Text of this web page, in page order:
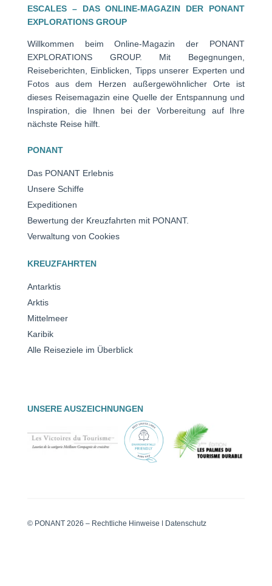
ESCALES – DAS ONLINE-MAGAZIN DER PONANT
EXPLORATIONS GROUP
Willkommen beim Online-Magazin der PONANT
EXPLORATIONS GROUP. Mit Begegnungen,
Reiseberichten, Einblicken, Tipps unserer Experten und
Fotos aus dem Herzen außergewöhnlicher Orte ist
dieses Reisemagazin eine Quelle der Entspannung und
Inspiration, die Ihnen bei der Vorbereitung auf Ihre
nächste Reise hilft.
PONANT
Das PONANT Erlebnis
Unsere Schiffe
Expeditionen
Bewertung der Kreuzfahrten mit PONANT.
Verwaltung von Cookies
KREUZFAHRTEN
Antarktis
Arktis
Mittelmeer
Karibik
Alle Reiseziele im Überblick
UNSERE AUSZEICHNUNGEN
© PONANT 2026 – Rechtliche Hinweise Datenschutz